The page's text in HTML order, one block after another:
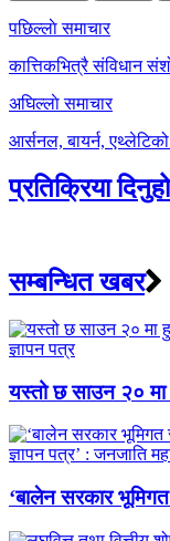
Post
navigation
पछिल्लाे समाचार
कात्तिकभित्रै संविधान
अघिल्लाे समाचार
आर्सनल, बायर्न,
प्रतिक्रिया
सम्बन्धित खबर
यस्तो छ साउन २० मा
‘बालेन सरकार